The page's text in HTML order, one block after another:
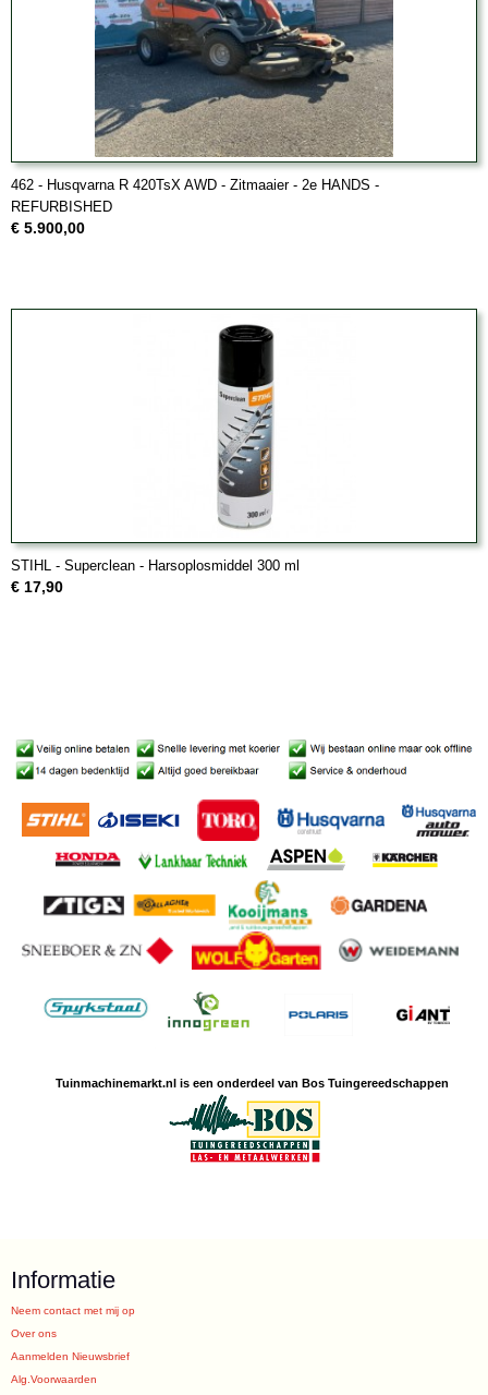
462 - Husqvarna R 420TsX AWD - Zitmaaier - 2e HANDS -
REFURBISHED
€ 5.900,00
STIHL - Superclean - Harsoplosmiddel 300 ml
€ 17,90
Tuinmachinemarkt.nl is een onderdeel van Bos Tuingereedschappen
Informatie
Neem contact met mij op
Over ons
Aanmelden Nieuwsbrief
Alg.Voorwaarden